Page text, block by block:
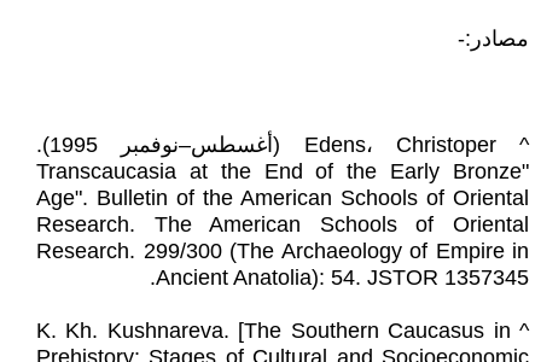
مصادر:-
^ Edens، Christoper (أغسطس–نوفمبر 1995).
"Transcaucasia at the End of the Early Bronze
Age". Bulletin of the American Schools of Oriental
Research. The American Schools of Oriental
Research. 299/300 (The Archaeology of Empire in
Ancient Anatolia): 54. JSTOR 1357345.
^ K. Kh. Kushnareva. [The Southern Caucasus in